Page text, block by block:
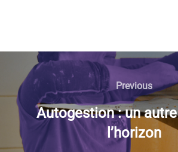
NAVIGATION
L’ARTICLE
Previous
Previous
Autogestion : un
l’horizon